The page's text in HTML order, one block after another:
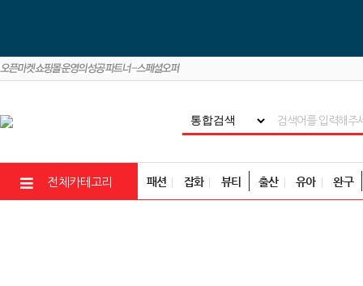
전체카테고리 패션 잡화 뷰티 출산 유아 완구